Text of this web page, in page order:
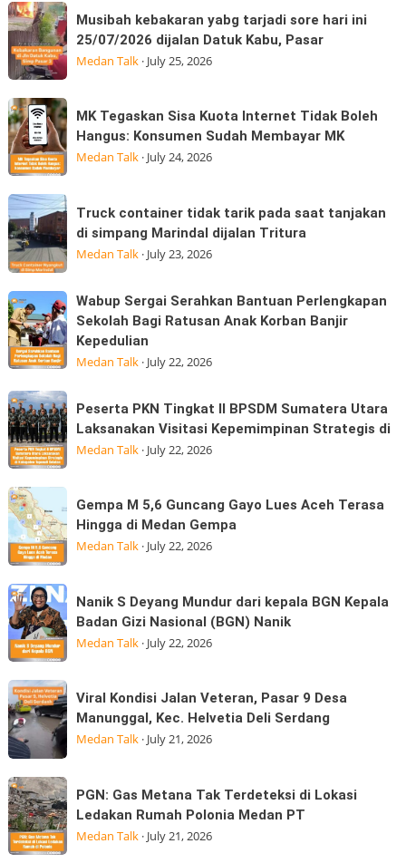
dan
Moto
GP
Edition
hadir
Musibah
kebakaran
yabg
tarjadi
sore
hari
ini
25/07/2026
Datuk
Kabu,
Pasar
Musibah kebakaran yabg tarjadi sore hari ini
25/07/2026 dijalan Datuk Kabu, Pasar
Medan Talk· July 25, 2026
MK
Tegaskan
Sisa
Kuota
Internet
Tidak
Boleh
Hangus:
Sudah
Membayar
MK
MK Tegaskan Sisa Kuota Internet Tidak Boleh
Hangus: Konsumen Sudah Membayar MK
Medan Talk· July 24, 2026
Truck
container
tidak
tarik
pada
saat
tanjakan
di
Marindal
dijalan
Tritura
Truck container tidak tarik pada saat tanjakan
di simpang Marindal dijalan Tritura
Medan Talk· July 23, 2026
Wabup
Sergai
Serahkan
Bantuan
Perlengkapan
Sekolah
Bagi
Ratusan
Anak
Korban
Banjir
Kepedulian
Wabup Sergai Serahkan Bantuan Perlengkapan
Sekolah Bagi Ratusan Anak Korban Banjir
Kepedulian
Medan Talk· July 22, 2026
Peserta
PKN
Tingkat
II
BPSDM
Sumatera
Utara
Laksanakan
Kepemimpinan
Strategis
di
Peserta PKN Tingkat II BPSDM Sumatera Utara
Laksanakan Visitasi Kepemimpinan Strategis di
Medan Talk· July 22, 2026
Gempa
M
5,6
Guncang
Gayo
Lues
Aceh
Terasa
di
Medan
Gempa
Gempa M 5,6 Guncang Gayo Lues Aceh Terasa
Hingga di Medan Gempa
Medan Talk· July 22, 2026
Nanik
S
Deyang
Mundur
dari
kepala
BGN
Kepala
Gizi
Nasional
(BGN) Nanik
Nanik S Deyang Mundur dari kepala BGN Kepala
Badan Gizi Nasional (BGN) Nanik
Medan Talk· July 22, 2026
Viral
Kondisi
Jalan
Veteran,
Pasar
9
Desa
Manunggal,
Viral Kondisi Jalan Veteran, Pasar 9 Desa
Manunggal, Kec. Helvetia Deli Serdang
Medan Talk· July 21, 2026
PGN:
Gas
Metana
Tak
PGN: Gas Metana Tak Terdeteksi di Lokasi
Ledakan Rumah Polonia Medan PT
Medan Talk· July 21, 2026